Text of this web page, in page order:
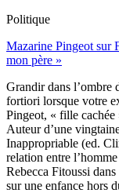
Politique
Mazarine Pingeot sur
mon père »
Grandir dans l’ombre
fortiori lorsque votre
Pingeot, « fille
Auteur d’une
Inappropriable (ed.
relation entre
Rebecca Fitoussi
sur une enfance hors